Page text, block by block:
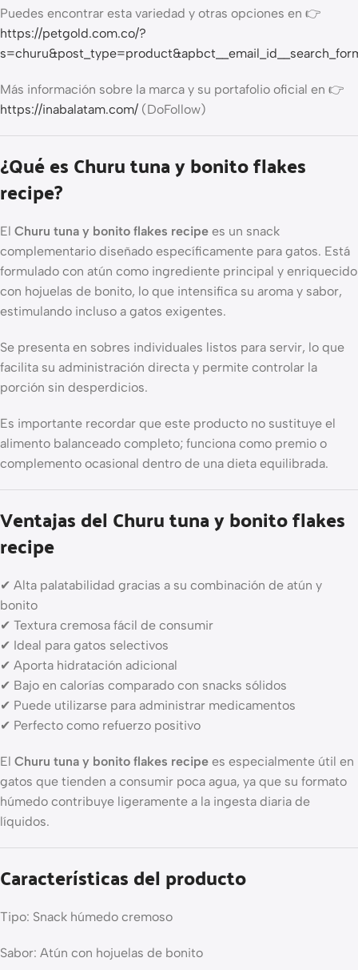
Puedes encontrar esta variedad y otras opciones en 👉
https://petgold.com.co/?
Más información sobre la marca y su portafolio oficial en 👉
https://inabalatam.com/ (DoFollow)
¿Qué es Churu tuna y bonito flakes
recipe?
El Churu tuna y bonito flakes recipe es un snack
complementario diseñado específicamente para gatos. Está
formulado con atún como ingrediente principal y enriquecido
con hojuelas de bonito, lo que intensifica su aroma y sabor,
estimulando incluso a gatos exigentes.
Se presenta en sobres individuales listos para servir, lo que
facilita su administración directa y permite controlar la
porción sin desperdicios.
Es importante recordar que este producto no sustituye el
alimento balanceado completo; funciona como premio o
complemento ocasional dentro de una dieta equilibrada.
Ventajas del Churu tuna y bonito flakes
recipe
✔ Alta palatabilidad gracias a su combinación de atún y
bonito
✔ Textura cremosa fácil de consumir
✔ Ideal para gatos selectivos
✔ Aporta hidratación adicional
✔ Bajo en calorías comparado con snacks sólidos
✔ Puede utilizarse para administrar medicamentos
✔ Perfecto como refuerzo positivo
El Churu tuna y bonito flakes recipe es especialmente útil en
gatos que tienden a consumir poca agua, ya que su formato
húmedo contribuye ligeramente a la ingesta diaria de
líquidos.
Características del producto
Tipo: Snack húmedo cremoso
Sabor: Atún con hojuelas de bonito